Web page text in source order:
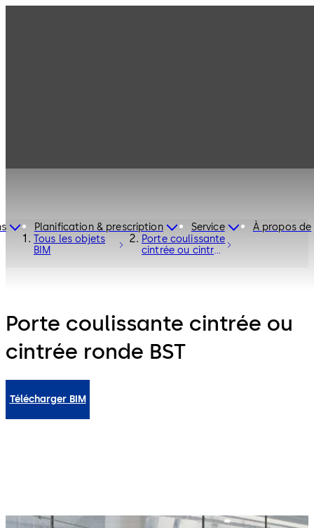
Planification & prescription Service
À propos de
Tous les objets
BIM
Porte coulissante
cintrée ou cintrée
Porte coulissante cintrée ou
cintrée ronde BST
Télécharger BIM